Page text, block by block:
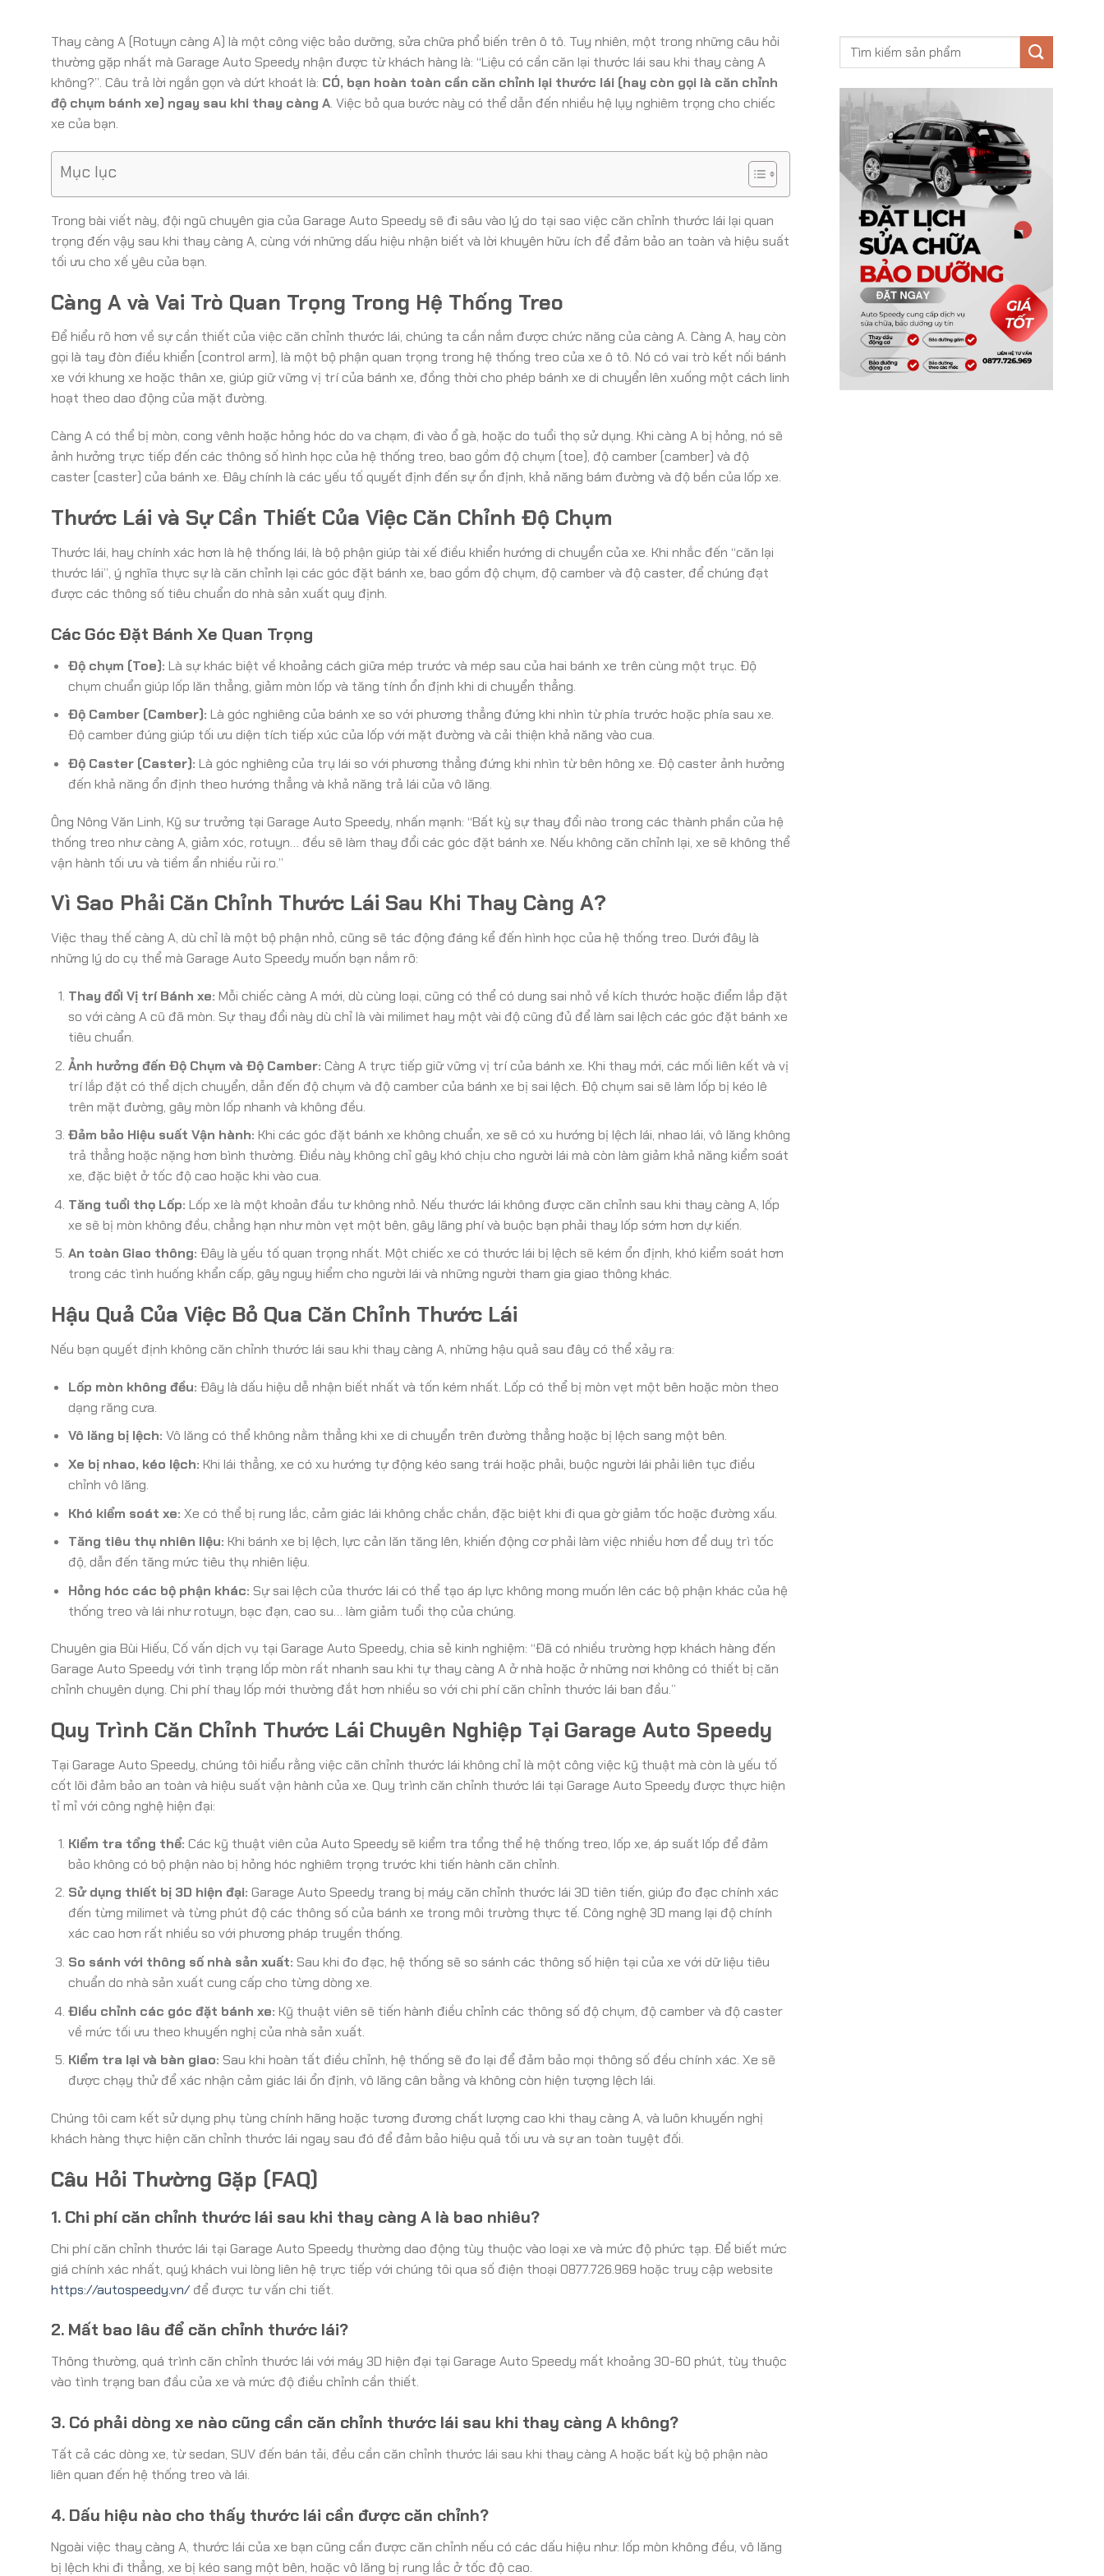
Thay càng A (Rotuyn càng A) là một công việc bảo dưỡng, sửa chữa phổ biến trên ô tô. Tuy nhiên, một trong những câu hỏi
thường gặp nhất mà Garage Auto Speedy nhận được từ khách hàng là: “Liệu có cần căn lại thước lái sau khi thay càng A
không?”. Câu trả lời ngắn gọn và dứt khoát là: CÓ, bạn hoàn toàn cần căn chỉnh lại thước lái (hay còn gọi là căn chỉnh
độ chụm bánh xe) ngay sau khi thay càng A. Việc bỏ qua bước này có thể dẫn đến nhiều hệ lụy nghiêm trọng cho chiếc
xe của bạn.
Mục lục
Trong bài viết này, đội ngũ chuyên gia của Garage Auto Speedy sẽ đi sâu vào lý do tại sao việc căn chỉnh thước lái lại quan
trọng đến vậy sau khi thay càng A, cùng với những dấu hiệu nhận biết và lời khuyên hữu ích để đảm bảo an toàn và hiệu suất
tối ưu cho xế yêu của bạn.
Càng A và Vai Trò Quan Trọng Trong Hệ Thống Treo
Để hiểu rõ hơn về sự cần thiết của việc căn chỉnh thước lái, chúng ta cần nắm được chức năng của càng A. Càng A, hay còn
gọi là tay đòn điều khiển (control arm), là một bộ phận quan trọng trong hệ thống treo của xe ô tô. Nó có vai trò kết nối bánh
xe với khung xe hoặc thân xe, giúp giữ vững vị trí của bánh xe, đồng thời cho phép bánh xe di chuyển lên xuống một cách linh
hoạt theo dao động của mặt đường.
Càng A có thể bị mòn, cong vênh hoặc hỏng hóc do va chạm, đi vào ổ gà, hoặc do tuổi thọ sử dụng. Khi càng A bị hỏng, nó sẽ
ảnh hưởng trực tiếp đến các thông số hình học của hệ thống treo, bao gồm độ chụm (toe), độ camber (camber) và độ
caster (caster) của bánh xe. Đây chính là các yếu tố quyết định đến sự ổn định, khả năng bám đường và độ bền của lốp xe.
Thước Lái và Sự Cần Thiết Của Việc Căn Chỉnh Độ Chụm
Thước lái, hay chính xác hơn là hệ thống lái, là bộ phận giúp tài xế điều khiển hướng di chuyển của xe. Khi nhắc đến “căn lại
thước lái”, ý nghĩa thực sự là căn chỉnh lại các góc đặt bánh xe, bao gồm độ chụm, độ camber và độ caster, để chúng đạt
được các thông số tiêu chuẩn do nhà sản xuất quy định.
Các Góc Đặt Bánh Xe Quan Trọng
Độ chụm (Toe): Là sự khác biệt về khoảng cách giữa mép trước và mép sau của hai bánh xe trên cùng một trục. Độ
chụm chuẩn giúp lốp lăn thẳng, giảm mòn lốp và tăng tính ổn định khi di chuyển thẳng.
Độ Camber (Camber): Là góc nghiêng của bánh xe so với phương thẳng đứng khi nhìn từ phía trước hoặc phía sau xe.
Độ camber đúng giúp tối ưu diện tích tiếp xúc của lốp với mặt đường và cải thiện khả năng vào cua.
Độ Caster (Caster): Là góc nghiêng của trụ lái so với phương thẳng đứng khi nhìn từ bên hông xe. Độ caster ảnh hưởng
đến khả năng ổn định theo hướng thẳng và khả năng trả lái của vô lăng.
Ông Nông Văn Linh, Kỹ sư trưởng tại Garage Auto Speedy, nhấn mạnh: “Bất kỳ sự thay đổi nào trong các thành phần của hệ
thống treo như càng A, giảm xóc, rotuyn… đều sẽ làm thay đổi các góc đặt bánh xe. Nếu không căn chỉnh lại, xe sẽ không thể
vận hành tối ưu và tiềm ẩn nhiều rủi ro.”
Vì Sao Phải Căn Chỉnh Thước Lái Sau Khi Thay Càng A?
Việc thay thế càng A, dù chỉ là một bộ phận nhỏ, cũng sẽ tác động đáng kể đến hình học của hệ thống treo. Dưới đây là
những lý do cụ thể mà Garage Auto Speedy muốn bạn nắm rõ:
Thay đổi Vị trí Bánh xe: Mỗi chiếc càng A mới, dù cùng loại, cũng có thể có dung sai nhỏ về kích thước hoặc điểm lắp đặt
so với càng A cũ đã mòn. Sự thay đổi này dù chỉ là vài milimet hay một vài độ cũng đủ để làm sai lệch các góc đặt bánh xe
tiêu chuẩn.
Ảnh hưởng đến Độ Chụm và Độ Camber: Càng A trực tiếp giữ vững vị trí của bánh xe. Khi thay mới, các mối liên kết và vị
trí lắp đặt có thể dịch chuyển, dẫn đến độ chụm và độ camber của bánh xe bị sai lệch. Độ chụm sai sẽ làm lốp bị kéo lê
trên mặt đường, gây mòn lốp nhanh và không đều.
Đảm bảo Hiệu suất Vận hành: Khi các góc đặt bánh xe không chuẩn, xe sẽ có xu hướng bị lệch lái, nhao lái, vô lăng không
trả thẳng hoặc nặng hơn bình thường. Điều này không chỉ gây khó chịu cho người lái mà còn làm giảm khả năng kiểm soát
xe, đặc biệt ở tốc độ cao hoặc khi vào cua.
Tăng tuổi thọ Lốp: Lốp xe là một khoản đầu tư không nhỏ. Nếu thước lái không được căn chỉnh sau khi thay càng A, lốp
xe sẽ bị mòn không đều, chẳng hạn như mòn vẹt một bên, gây lãng phí và buộc bạn phải thay lốp sớm hơn dự kiến.
An toàn Giao thông: Đây là yếu tố quan trọng nhất. Một chiếc xe có thước lái bị lệch sẽ kém ổn định, khó kiểm soát hơn
trong các tình huống khẩn cấp, gây nguy hiểm cho người lái và những người tham gia giao thông khác.
Hậu Quả Của Việc Bỏ Qua Căn Chỉnh Thước Lái
Nếu bạn quyết định không căn chỉnh thước lái sau khi thay càng A, những hậu quả sau đây có thể xảy ra:
Lốp mòn không đều: Đây là dấu hiệu dễ nhận biết nhất và tốn kém nhất. Lốp có thể bị mòn vẹt một bên hoặc mòn theo
dạng răng cưa.
Vô lăng bị lệch: Vô lăng có thể không nằm thẳng khi xe di chuyển trên đường thẳng hoặc bị lệch sang một bên.
Xe bị nhao, kéo lệch: Khi lái thẳng, xe có xu hướng tự động kéo sang trái hoặc phải, buộc người lái phải liên tục điều
chỉnh vô lăng.
Khó kiểm soát xe: Xe có thể bị rung lắc, cảm giác lái không chắc chắn, đặc biệt khi đi qua gờ giảm tốc hoặc đường xấu.
Tăng tiêu thụ nhiên liệu: Khi bánh xe bị lệch, lực cản lăn tăng lên, khiến động cơ phải làm việc nhiều hơn để duy trì tốc
độ, dẫn đến tăng mức tiêu thụ nhiên liệu.
Hỏng hóc các bộ phận khác: Sự sai lệch của thước lái có thể tạo áp lực không mong muốn lên các bộ phận khác của hệ
thống treo và lái như rotuyn, bạc đạn, cao su… làm giảm tuổi thọ của chúng.
Chuyên gia Bùi Hiếu, Cố vấn dịch vụ tại Garage Auto Speedy, chia sẻ kinh nghiệm: “Đã có nhiều trường hợp khách hàng đến
Garage Auto Speedy với tình trạng lốp mòn rất nhanh sau khi tự thay càng A ở nhà hoặc ở những nơi không có thiết bị căn
chỉnh chuyên dụng. Chi phí thay lốp mới thường đắt hơn nhiều so với chi phí căn chỉnh thước lái ban đầu.”
Quy Trình Căn Chỉnh Thước Lái Chuyên Nghiệp Tại Garage Auto Speedy
Tại Garage Auto Speedy, chúng tôi hiểu rằng việc căn chỉnh thước lái không chỉ là một công việc kỹ thuật mà còn là yếu tố
cốt lõi đảm bảo an toàn và hiệu suất vận hành của xe. Quy trình căn chỉnh thước lái tại Garage Auto Speedy được thực hiện
tỉ mỉ với công nghệ hiện đại:
Kiểm tra tổng thể: Các kỹ thuật viên của Auto Speedy sẽ kiểm tra tổng thể hệ thống treo, lốp xe, áp suất lốp để đảm
bảo không có bộ phận nào bị hỏng hóc nghiêm trọng trước khi tiến hành căn chỉnh.
Sử dụng thiết bị 3D hiện đại: Garage Auto Speedy trang bị máy căn chỉnh thước lái 3D tiên tiến, giúp đo đạc chính xác
đến từng milimet và từng phút độ các thông số của bánh xe trong môi trường thực tế. Công nghệ 3D mang lại độ chính
xác cao hơn rất nhiều so với phương pháp truyền thống.
So sánh với thông số nhà sản xuất: Sau khi đo đạc, hệ thống sẽ so sánh các thông số hiện tại của xe với dữ liệu tiêu
chuẩn do nhà sản xuất cung cấp cho từng dòng xe.
Điều chỉnh các góc đặt bánh xe: Kỹ thuật viên sẽ tiến hành điều chỉnh các thông số độ chụm, độ camber và độ caster
về mức tối ưu theo khuyến nghị của nhà sản xuất.
Kiểm tra lại và bàn giao: Sau khi hoàn tất điều chỉnh, hệ thống sẽ đo lại để đảm bảo mọi thông số đều chính xác. Xe sẽ
được chạy thử để xác nhận cảm giác lái ổn định, vô lăng cân bằng và không còn hiện tượng lệch lái.
Chúng tôi cam kết sử dụng phụ tùng chính hãng hoặc tương đương chất lượng cao khi thay càng A, và luôn khuyến nghị
khách hàng thực hiện căn chỉnh thước lái ngay sau đó để đảm bảo hiệu quả tối ưu và sự an toàn tuyệt đối.
Câu Hỏi Thường Gặp (FAQ)
1. Chi phí căn chỉnh thước lái sau khi thay càng A là bao nhiêu?
Chi phí căn chỉnh thước lái tại Garage Auto Speedy thường dao động tùy thuộc vào loại xe và mức độ phức tạp. Để biết mức
giá chính xác nhất, quý khách vui lòng liên hệ trực tiếp với chúng tôi qua số điện thoại 0877.726.969 hoặc truy cập website
https://autospeedy.vn/để được tư vấn chi tiết.
2. Mất bao lâu để căn chỉnh thước lái?
Thông thường, quá trình căn chỉnh thước lái với máy 3D hiện đại tại Garage Auto Speedy mất khoảng 30-60 phút, tùy thuộc
vào tình trạng ban đầu của xe và mức độ điều chỉnh cần thiết.
3. Có phải dòng xe nào cũng cần căn chỉnh thước lái sau khi thay càng A không?
Tất cả các dòng xe, từ sedan, SUV đến bán tải, đều cần căn chỉnh thước lái sau khi thay càng A hoặc bất kỳ bộ phận nào
liên quan đến hệ thống treo và lái.
4. Dấu hiệu nào cho thấy thước lái cần được căn chỉnh?
Ngoài việc thay càng A, thước lái của xe bạn cũng cần được căn chỉnh nếu có các dấu hiệu như: lốp mòn không đều, vô lăng
bị lệch khi đi thẳng, xe bị kéo sang một bên, hoặc vô lăng bị rung lắc ở tốc độ cao.